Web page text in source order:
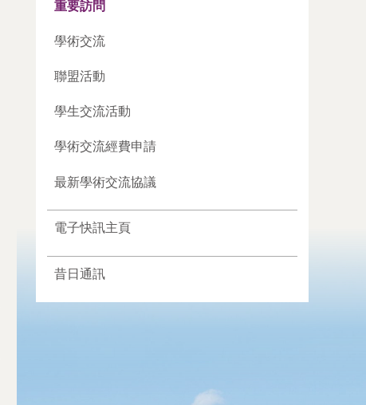
重要訪問
學術交流
聯盟活動
學生交流活動
學術交流經費申請
最新學術交流協議
電子快訊主頁
昔日通訊